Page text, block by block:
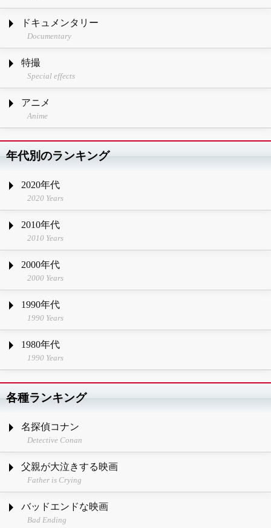
ドキュメンタリー
Documentary
特撮
Special effects
アニメ
Anime
年代別のランキング
2020年代
2020 Years
2010年代
2010 Years
2000年代
2000 Years
1990年代
1990 Years
1980年代
1990 Years
各種ランキング
名探偵コナン
Detective Conan
父親が大泣きする映画
Father is Crying
バッドエンドな映画
Bad Ending